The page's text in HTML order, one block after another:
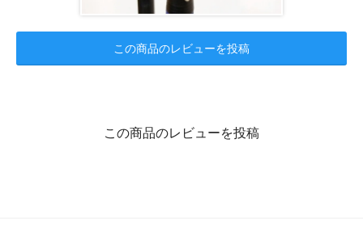
この商品のレビューを投稿
この商品のレビューを投稿